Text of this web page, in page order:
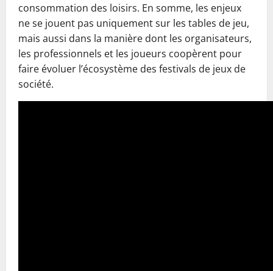
consommation des loisirs. En somme, les enjeux
ne se jouent pas uniquement sur les tables de jeu,
mais aussi dans la manière dont les organisateurs,
les professionnels et les joueurs coopèrent pour
faire évoluer l’écosystème des festivals de jeux de
société.